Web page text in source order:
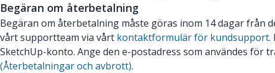
Begäran om återbetalning
Begäran om återbetalning måste göras inom 14 dagar
vårt supportteam via vårt kontaktformulär för kundsupport.
SketchUp-konto. Ange den e-postadress som användes
(Återbetalningar och avbrott).